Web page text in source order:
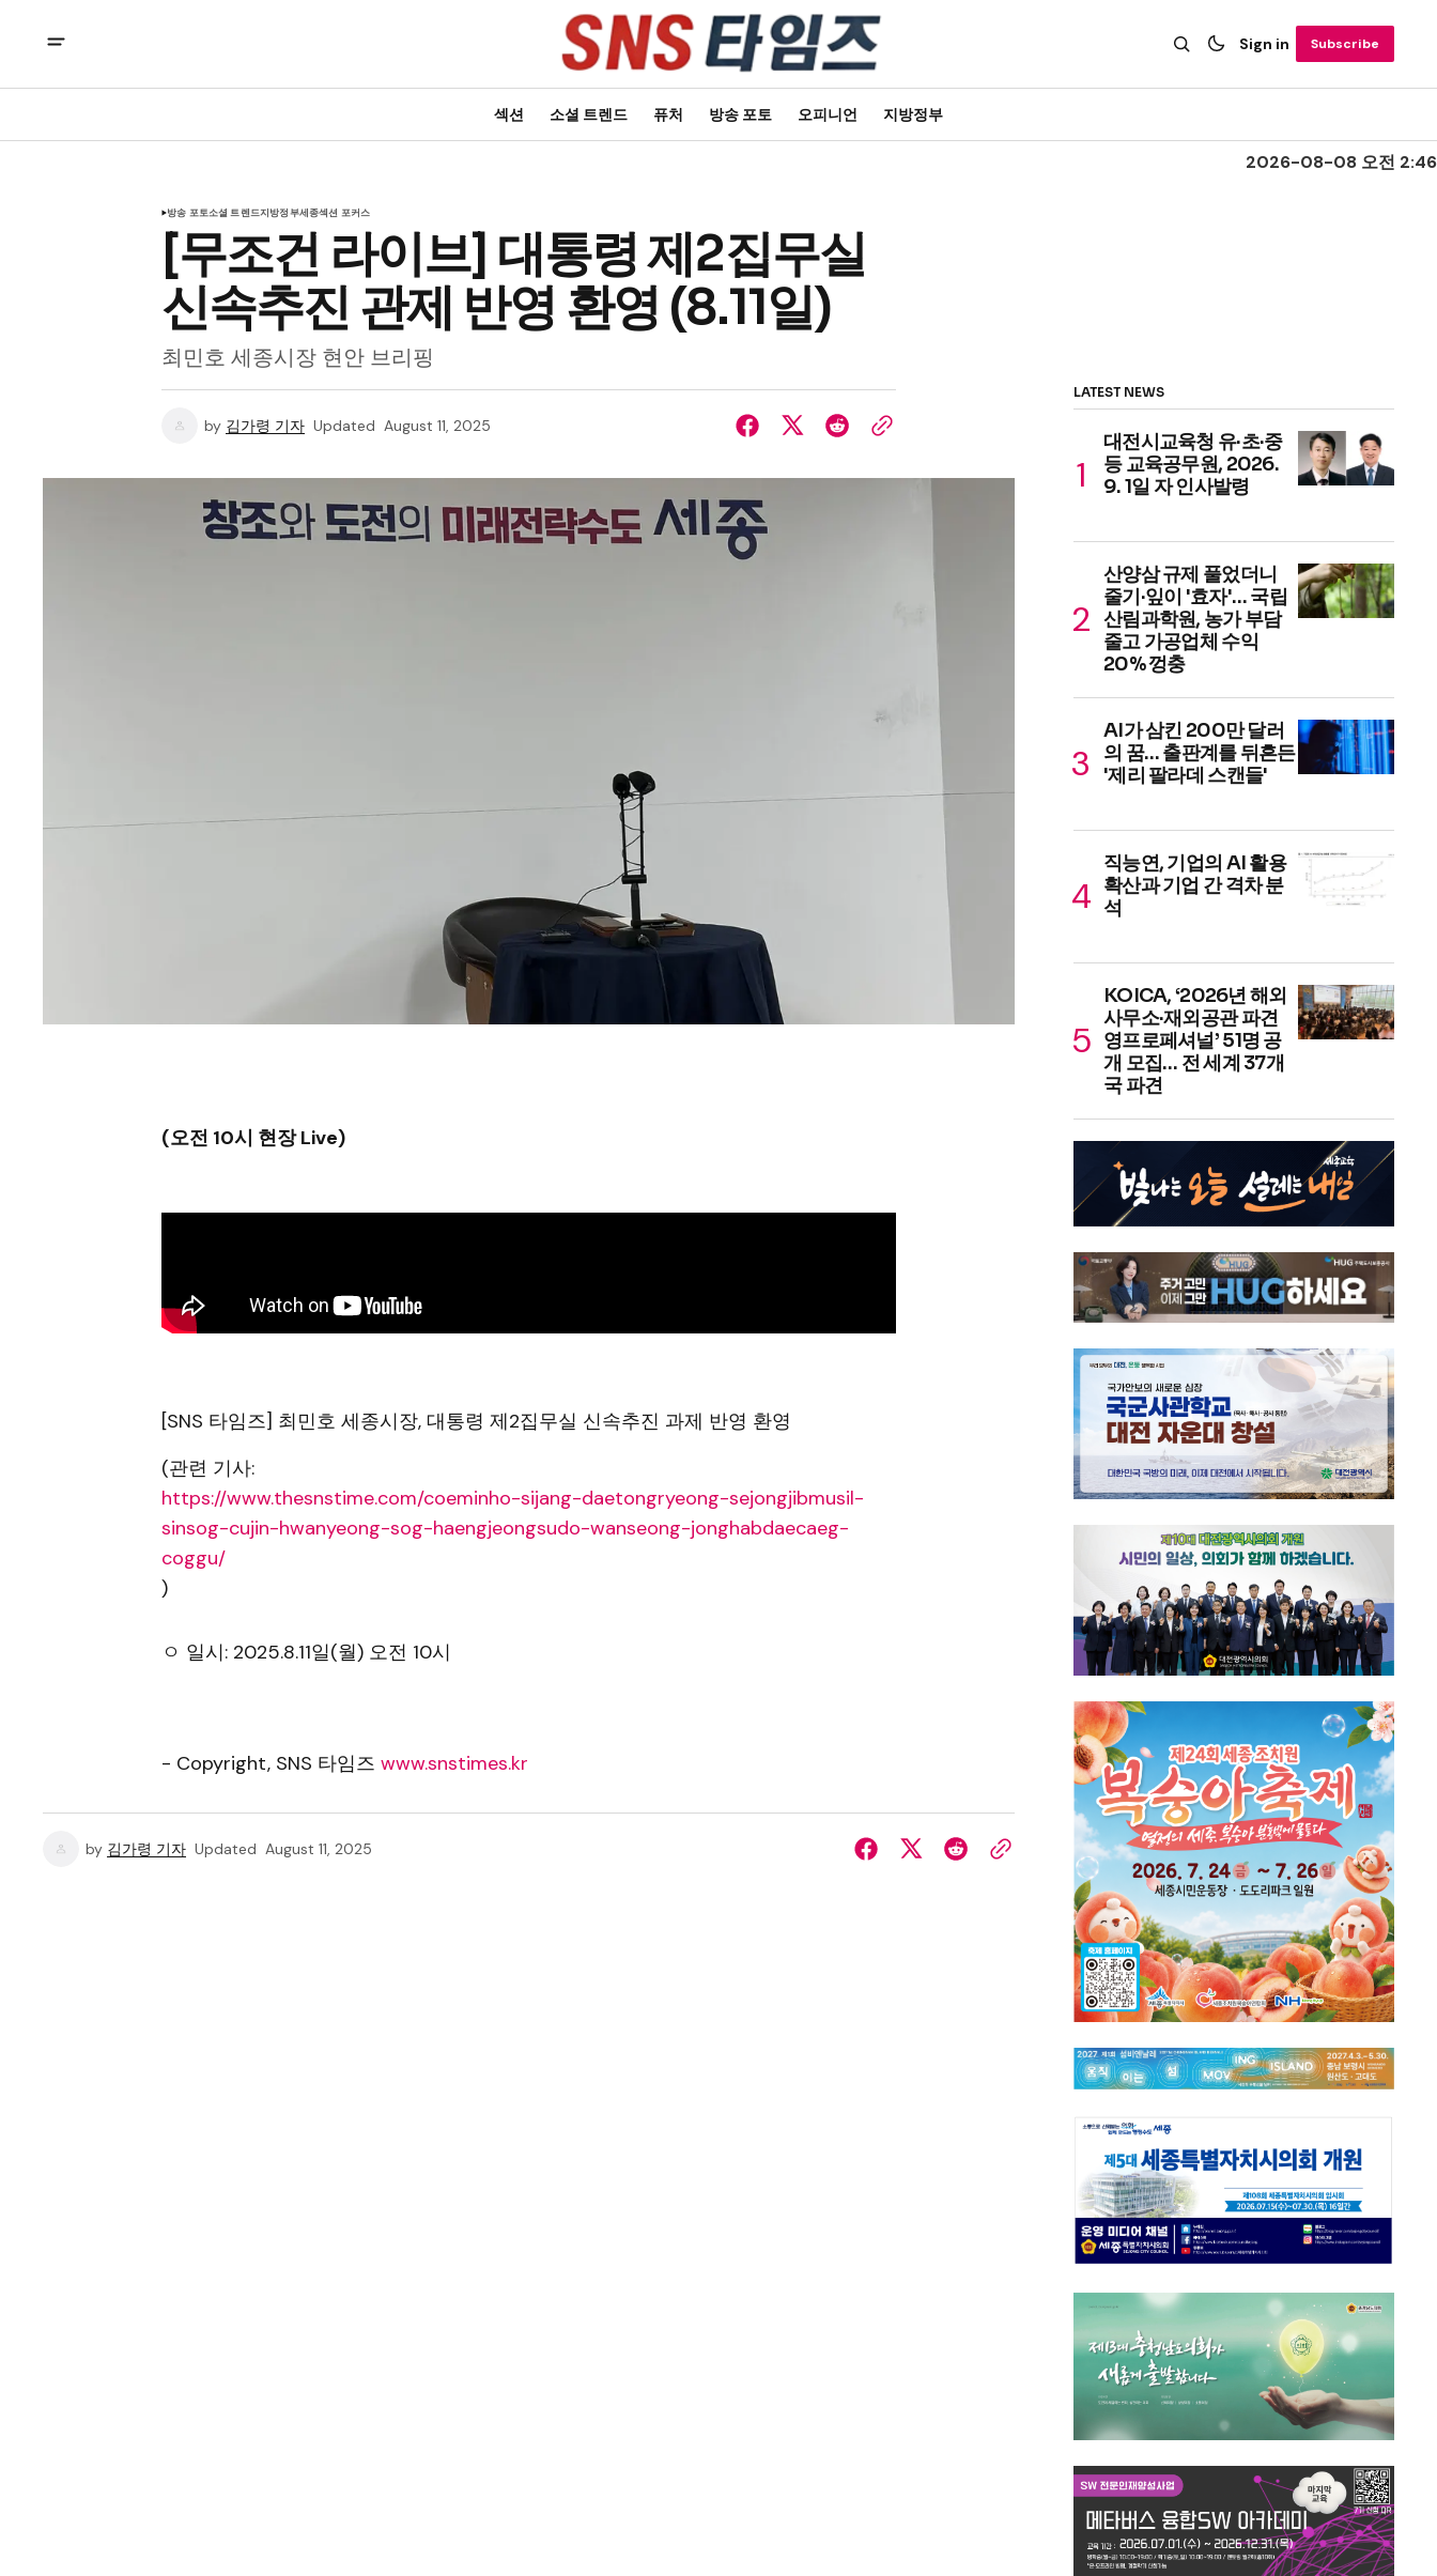
Sign in Subscribe
섹션 소셜 트렌드 퓨처 방송 포토 오피니언 지방정부
2026-08-08 오전 2:46
방송 포토소셜 트렌드지방정부세종섹션 포커스
[무조건 라이브] 대통령 제2집무실
신속추진 관제 반영 환영 (8.11일)
최민호 세종시장 현안 브리핑
by 김가령 기자 Updated August 11, 2025
(오전 10시 현장 Live)
[SNS 타임즈] 최민호 세종시장, 대통령 제2집무실 신속추진 과제 반영 환영
(관련 기사:
https://www.thesnstime.com/coeminho-sijang-daetongryeong-sejongjibmusil-
sinsog-cujin-hwanyeong-sog-haengjeongsudo-wanseong-jonghabdaecaeg-
coggu/
)
ㅇ 일시: 2025.8.11일(월) 오전 10시
- Copyright, SNS 타임즈 www.snstimes.kr
by 김가령 기자 Updated August 11, 2025
LATEST NEWS
대전시교육청 유·초·중
등 교육공무원, 2026.
9. 1일 자 인사발령
산양삼 규제 풀었더니
줄기·잎이 '효자'… 국립
산림과학원, 농가 부담
줄고 가공업체 수익
20% 껑충
AI가 삼킨 200만 달러
의 꿈… 출판계를 뒤흔든
'제리 팔라데 스캔들'
직능연, 기업의 AI 활용
확산과 기업 간 격차 분
석
KOICA, ‘2026년 해외
사무소·재외공관 파견
영프로페셔널’ 51명 공
개 모집… 전 세계 37개
국 파견